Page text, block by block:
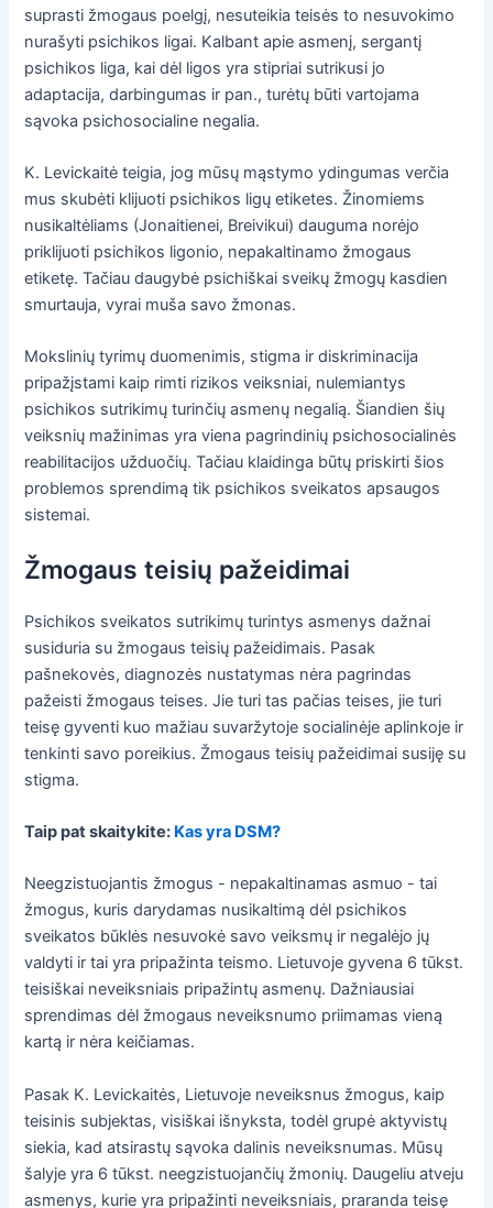
suprasti žmogaus poelgį, nesuteikia teisės to nesuvokimo
nurašyti psichikos ligai. Kalbant apie asmenį, sergantį
psichikos liga, kai dėl ligos yra stipriai sutrikusi jo
adaptacija, darbingumas ir pan., turėtų būti vartojama
sąvoka psichosocialine negalia.
K. Levickaitė teigia, jog mūsų mąstymo ydingumas verčia
mus skubėti klijuoti psichikos ligų etiketes. Žinomiems
nusikaltėliams (Jonaitienei, Breivikui) dauguma norėjo
priklijuoti psichikos ligonio, nepakaltinamo žmogaus
etiketę. Tačiau daugybė psichiškai sveikų žmogų kasdien
smurtauja, vyrai muša savo žmonas.
Mokslinių tyrimų duomenimis, stigma ir diskriminacija
pripažįstami kaip rimti rizikos veiksniai, nulemiantys
psichikos sutrikimų turinčių asmenų negalią. Šiandien šių
veiksnių mažinimas yra viena pagrindinių psichosocialinės
reabilitacijos užduočių. Tačiau klaidinga būtų priskirti šios
problemos sprendimą tik psichikos sveikatos apsaugos
sistemai.
Žmogaus teisių pažeidimai
Psichikos sveikatos sutrikimų turintys asmenys dažnai
susiduria su žmogaus teisių pažeidimais. Pasak
pašnekovės, diagnozės nustatymas nėra pagrindas
pažeisti žmogaus teises. Jie turi tas pačias teises, jie turi
teisę gyventi kuo mažiau suvaržytoje socialinėje aplinkoje ir
tenkinti savo poreikius. Žmogaus teisių pažeidimai susiję su
stigma.
Taip pat skaitykite: Kas yra DSM?
Neegzistuojantis žmogus - nepakaltinamas asmuo - tai
žmogus, kuris darydamas nusikaltimą dėl psichikos
sveikatos būklės nesuvokė savo veiksmų ir negalėjo jų
valdyti ir tai yra pripažinta teismo. Lietuvoje gyvena 6 tūkst.
teisiškai neveiksniais pripažintų asmenų. Dažniausiai
sprendimas dėl žmogaus neveiksnumo priimamas vieną
kartą ir nėra keičiamas.
Pasak K. Levickaitės, Lietuvoje neveiksnus žmogus, kaip
teisinis subjektas, visiškai išnyksta, todėl grupė aktyvistų
siekia, kad atsirastų sąvoka dalinis neveiksnumas. Mūsų
šalyje yra 6 tūkst. neegzistuojančių žmonių. Daugeliu atveju
asmenys, kurie yra pripažinti neveiksniais, praranda teisę